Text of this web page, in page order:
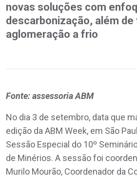
novas soluções com
descarbonização, além
aglomeração a frio
Fonte: assessoria ABM
No dia 3 de setembro, data que
edição da ABM Week, em São
Sessão Especial do 10º
de Minérios. A sessão foi
Murilo Mourão, Coordenador da